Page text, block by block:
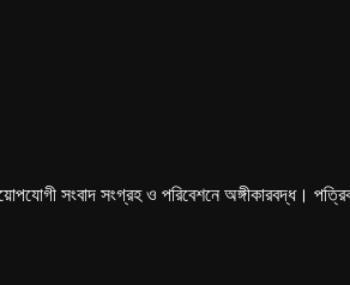
সংবাদ সংগ্রহ ও পরিবেশনে অঙ্গীকারবদ্ধ।